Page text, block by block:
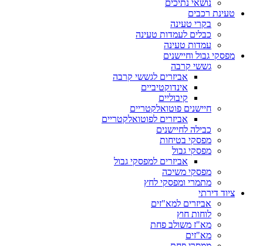
נושאי נתיכים
טעינת רכבים
בקרי טעינה
כבלים לעמדות טעינה
עמדות טעינה
מפסקי גבול וחיישנים
גששי קרבה
אביזרים לגששי קרבה
אינדוקטיביים
קיבוליים
חיישנים פוטואלקטריים
אביזרים לפוטואלקטריים
כבילה לחיישנים
מפסקי בטיחות
מפסקי גבול
אביזרים למפסקי גבול
מפסקי משיכה
מתמרי ומפסקי לחץ
ציוד דירתי
אביזרים למא"זים
לוחות חוץ
מא"ז משולב פחת
מא"זים